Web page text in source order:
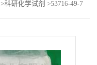
>科研化学试剂 >53716-49-7